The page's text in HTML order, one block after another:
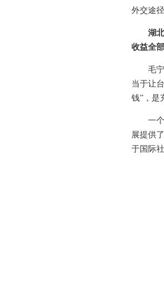
外交途
湖
收益全
毛
当于让
钱”，是
一
展提供
于国际社